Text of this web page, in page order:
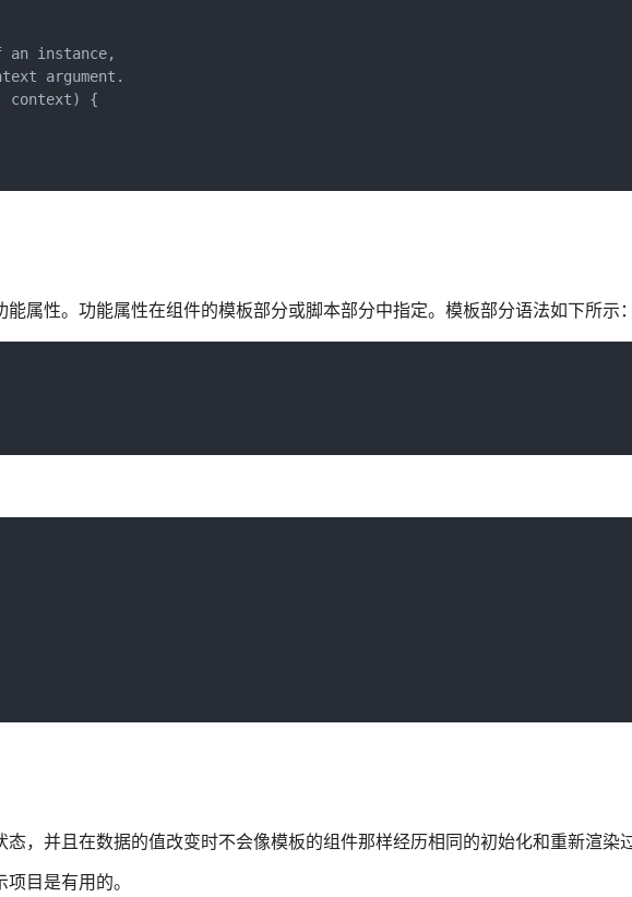
an instance,
argument.
context) {
属性。功能属性在组件的模板部分或脚本部分中指定。模板部分语法如下所示
，并且在数据的值改变时不会像模板的组件那样经历相同的初始化和重新渲染
目是有用的。